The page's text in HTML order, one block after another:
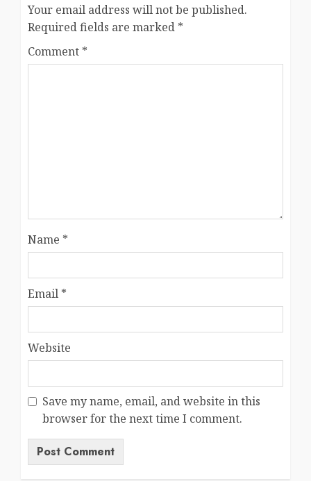
Your email address will not be published.
Required fields are marked *
Comment *
Name *
Email *
Website
Save my name, email, and website in this
browser for the next time I comment.